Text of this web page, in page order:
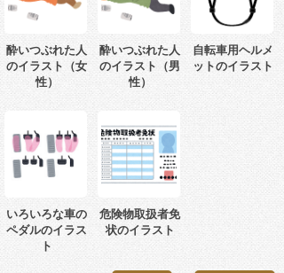
酔いつぶれた人
のイラスト（女
性）
酔いつぶれた人
のイラスト（男
性）
自転車用ヘルメ
ットのイラスト
いろいろな車の
ペダルのイラス
ト
危険物取扱者免
状のイラスト